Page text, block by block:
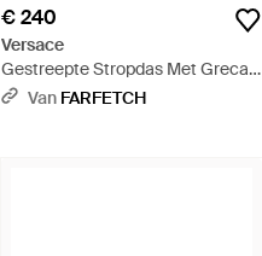
€ 240
Versace
Gestreepte Stropdas Met Greca-
Patroon - Rood
Van FARFETCH